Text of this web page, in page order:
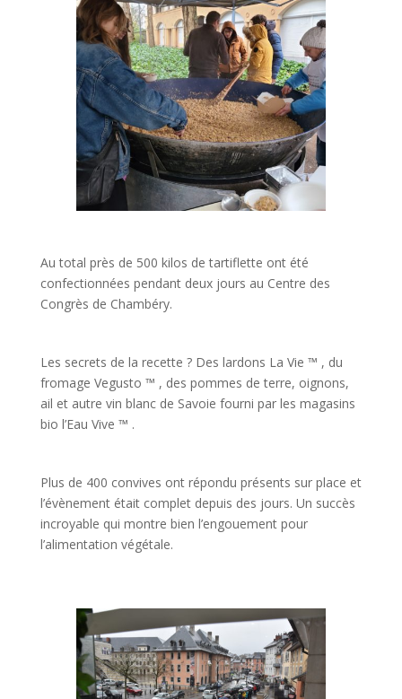
Au total près de 500 kilos de tartiflette ont été
confectionnées pendant deux jours au Centre des
Congrès de Chambéry.
Les secrets de la recette ? Des lardons La Vie ™ , du
fromage Vegusto ™ , des pommes de terre, oignons,
ail et autre vin blanc de Savoie fourni par les magasins
bio l’Eau Vive ™ .
Plus de 400 convives ont répondu présents sur place et
l’évènement était complet depuis des jours. Un succès
incroyable qui montre bien l’engouement pour
l’alimentation végétale.